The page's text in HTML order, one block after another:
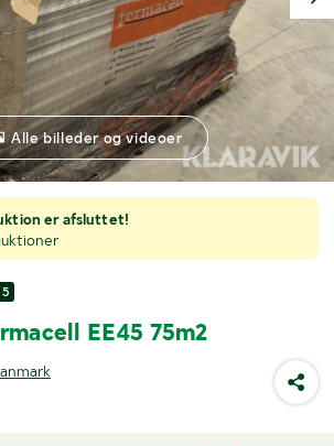
er afsluttet!
EE45 75m2
Alle billeder og videoer